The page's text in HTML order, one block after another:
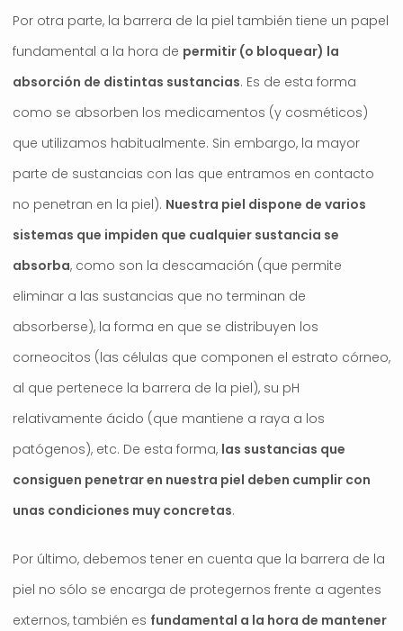
Por otra parte, la barrera de la piel también tiene un papel
fundamental a la hora de permitir (o bloquear) la
absorción de distintas sustancias. Es de esta forma
como se absorben los medicamentos (y cosméticos)
que utilizamos habitualmente. Sin embargo, la mayor
parte de sustancias con las que entramos en contacto
no penetran en la piel). Nuestra piel dispone de varios
sistemas que impiden que cualquier sustancia se
absorba, como son la descamación (que permite
eliminar a las sustancias que no terminan de
absorberse), la forma en que se distribuyen los
corneocitos (las células que componen el estrato córneo,
al que pertenece la barrera de la piel), su pH
relativamente ácido (que mantiene a raya a los
patógenos), etc. De esta forma, las sustancias que
consiguen penetrar en nuestra piel deben cumplir con
unas condiciones muy concretas.
Por último, debemos tener en cuenta que la barrera de la
piel no sólo se encarga de protegernos frente a agentes
externos, también es fundamental a la hora de mantener